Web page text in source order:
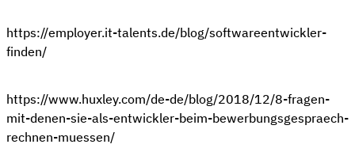
https://employer.it-talents.de/blog/softwareentwickler-
finden/
https://www.huxley.com/de-de/blog/2018/12/8-fragen-
mit-denen-sie-als-entwickler-beim-bewerbungsgespraech-
rechnen-muessen/